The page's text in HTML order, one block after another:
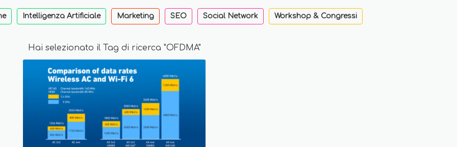
Intelligenza Artificiale Marketing SEO Social Network Workshop & Congressi
Hai selezionato il Tag di ricerca "OFDMA"